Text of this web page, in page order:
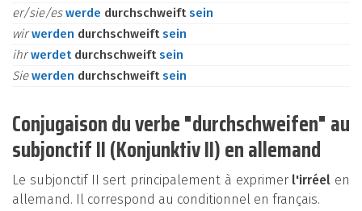
er/sie/eswerde durchschweiftsein
wirwerden durchschweiftsein
ihrwerdet durchschweiftsein
Siewerden durchschweiftsein
Conjugaison du verbe "durchschweifen" au
subjonctif II (Konjunktiv II) en allemand
Le subjonctif II sert principalement à exprimer l'irréel en
allemand. Il correspond au conditionnel en français.